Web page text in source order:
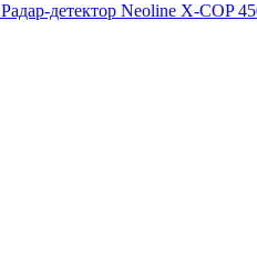
Радар-детектор Neoline X-COP